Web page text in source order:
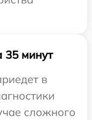
35 минут
в
сложного